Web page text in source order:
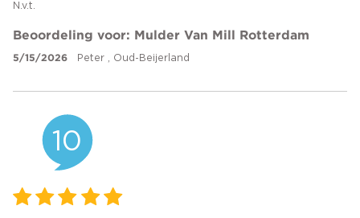
N.v.t.
Beoordeling voor: Mulder Van Mill Rotterdam
5/15/2026 Peter , Oud-Beijerland
10